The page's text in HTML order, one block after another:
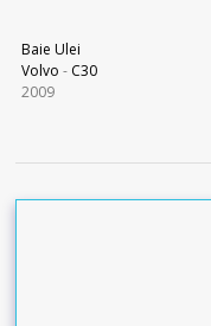
Baie Ulei
Volvo - C30
2009